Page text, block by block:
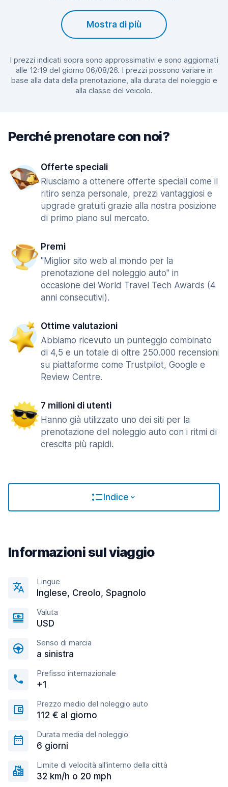
Mostra di più
I prezzi indicati sopra sono approssimativi e sono aggiornati
alle 12:19 del giorno 06/08/26. I prezzi possono variare in
base alla data della prenotazione, alla durata del noleggio e
alla classe del veicolo.
Perché prenotare con noi?
Offerte speciali
Riusciamo a ottenere offerte speciali come il
ritiro senza personale, prezzi vantaggiosi e
upgrade gratuiti grazie alla nostra posizione
di primo piano sul mercato.
Premi
"Miglior sito web al mondo per la
prenotazione del noleggio auto" in
occasione dei World Travel Tech Awards (4
anni consecutivi).
Ottime valutazioni
Abbiamo ricevuto un punteggio combinato
di 4,5 e un totale di oltre 250.000 recensioni
su piattaforme come Trustpilot, Google e
Review Centre.
7 milioni di utenti
Hanno già utilizzato uno dei siti per la
prenotazione del noleggio auto con i ritmi di
crescita più rapidi.
Indice
Informazioni sul viaggio
Lingue
Inglese, Creolo, Spagnolo
Valuta
USD
Senso di marcia
a sinistra
Prefisso internazionale
+1
Prezzo medio del noleggio auto
112 € al giorno
Durata media del noleggio
6 giorni
Limite di velocità all'interno della città
32 km/h o 20 mph